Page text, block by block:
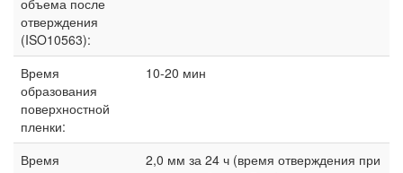
объема после
отверждения
(ISO10563):
Время
образования
поверхностной
пленки:
10-20 мин
Время
2,0 мм за 24 ч (время отверждения при